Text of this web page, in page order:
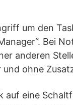
um den
Bei
anderen
und ohne
eine